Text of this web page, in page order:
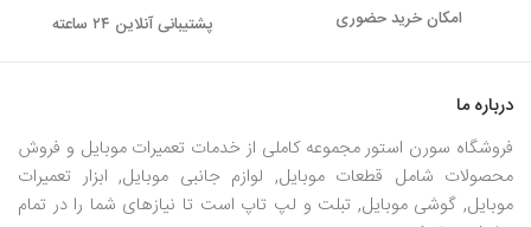
امکان خرید حضوری پشتیبانی آنلاین ۲۴ ساعته
درباره ما
فروشگاه سورن استور مجموعه کاملی از خدمات تعمیرات موبایل و فروش
محصولات شامل قطعات موبایل, لوازم جانبی موبایل, ابزار تعمیرات
موبایل, گوشی موبایل, تبلت و لپ تاپ است تا نیازهای شما را در تمام